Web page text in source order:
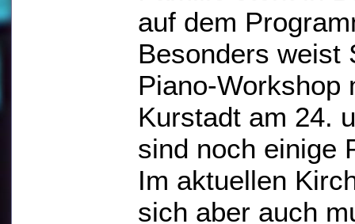
auf dem
Besonders weist
Piano-Workshop
Kurstadt am 24.
sind noch einige
Im aktuellen
sich aber auch